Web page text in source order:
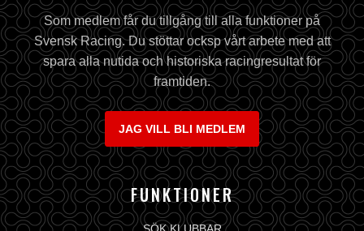
Som medlem får du tillgång till alla funktioner på
Svensk Racing. Du stöttar ocksp vårt arbete med att
spara alla nutida och historiska racingresultat för
framtiden.
JAG VILL BLI MEDLEM
FUNKTIONER